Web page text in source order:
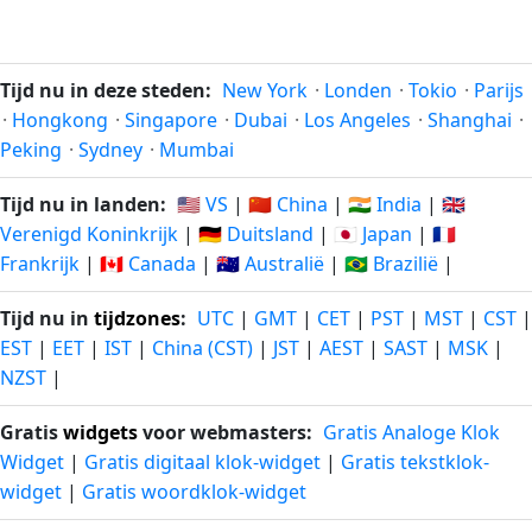
minuten
geleden
05-08-
2026
minuten
vanaf-nu
05-08-
2026
16
minuten
geleden
05-08-
2026
minuten
vanaf-nu
05-08-
2026
17
geleden
05-08-
2026
17
vanaf-nu
05-08-
2026
minuten
geleden
2026
minuten
vanaf-nu
2026
19
minuten
05-08-
19
minuten
Tijd nu in deze steden: New York · Londen · Tokio · Parijs
· Hongkong · Singapore · Dubai · Los Angeles · Shanghai ·
Peking · Sydney · Mumbai
Tijd nu in landen: 🇺🇸 VS | 🇨🇳 China | 🇮🇳 India | 🇬🇧
Verenigd Koninkrijk | 🇩🇪 Duitsland | 🇯🇵 Japan | 🇫🇷
Frankrijk | 🇨🇦 Canada | 🇦🇺 Australië | 🇧🇷 Brazilië |
Tijd nu in tijdzones: UTC | GMT | CET | PST | MST | CST |
EST | EET | IST | China (CST) | JST | AEST | SAST | MSK |
NZST |
Gratiswidgetsvoor webmasters: Gratis Analoge Klok
Widget | Gratis digitaal klok-widget | Gratis tekstklok-
widget | Gratis woordklok-widget